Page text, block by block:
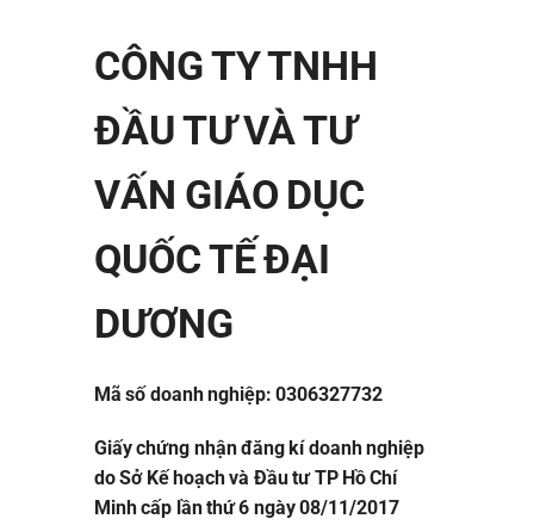
CÔNG TY TNHH
ĐẦU TƯ VÀ TƯ
VẤN GIÁO DỤC
QUỐC TẾ ĐẠI
DƯƠNG
Mã số doanh nghiệp: 0306327732
Giấy chứng nhận đăng kí doanh nghiệp
do Sở Kế hoạch và Đầu tư TP Hồ Chí
Minh cấp lần thứ 6 ngày 08/11/2017